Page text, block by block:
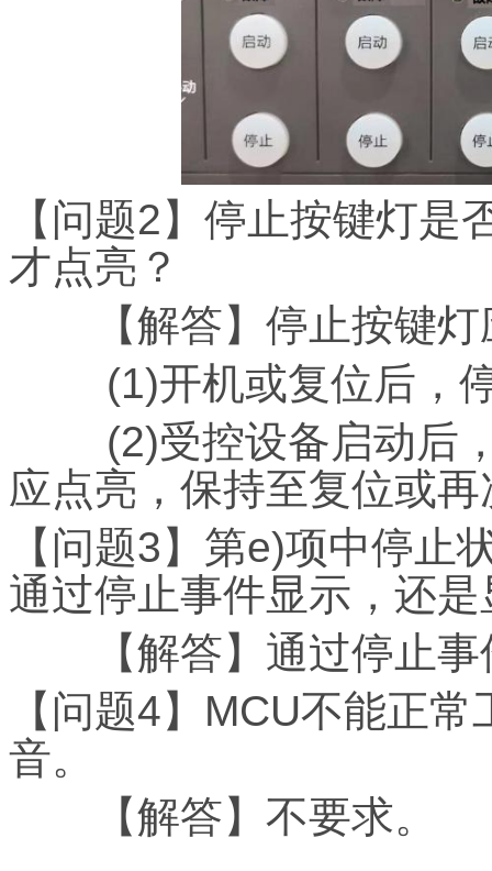
【问题2】停止按键灯
才点亮？
【解答】停止按键灯
(1)开机或复位后，停
(2)受控设备启动后，
应点亮，保持至复位或再
【问题3】第e)项中停止
通过停止事件显示，还
【解答】通过停止事
【问题4】MCU不能正
音。
【解答】不要求。